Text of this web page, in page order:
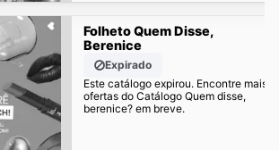
Folheto Quem Disse,
Berenice
Expirado
Este catálogo expirou. Encontre mais
ofertas do Catálogo Quem disse,
berenice? em breve.